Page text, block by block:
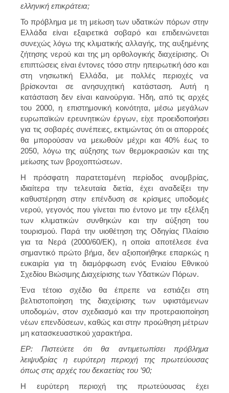
ελληνική επικράτεια;
Το πρόβλημα με τη μείωση των υδατικών πόρων στην
Ελλάδα είναι εξαιρετικά σοβαρό και επιδεινώνεται
συνεχώς λόγω της κλιματικής αλλαγής, της αυξημένης
ζήτησης νερού και της μη ορθολογικής διαχείρισης. Οι
επιπτώσεις είναι έντονες τόσο στην ηπειρωτική όσο και
στη νησιωτική Ελλάδα, με πολλές περιοχές να
βρίσκονται σε ανησυχητική κατάσταση. Αυτή η
κατάσταση δεν είναι καινούργια. Ήδη, από τις αρχές
του 2000, η επιστημονική κοινότητα, μέσω μεγάλων
ευρωπαϊκών ερευνητικών έργων, είχε προειδοποιήσει
για τις σοβαρές συνέπειες, εκτιμώντας ότι οι απορροές
θα μπορούσαν να μειωθούν μέχρι και 40% έως το
2050, λόγω της αύξησης των θερμοκρασιών και της
μείωσης των βροχοπτώσεων.
Η πρόσφατη παρατεταμένη περίοδος ανομβρίας,
ιδιαίτερα την τελευταία διετία, έχει αναδείξει την
καθυστέρηση στην επένδυση σε κρίσιμες υποδομές
νερού, γεγονός που γίνεται πιο έντονο με την εξέλιξη
των κλιματικών συνθηκών και την αύξηση του
τουρισμού. Παρά την υιοθέτηση της Οδηγίας Πλαίσιο
για τα Νερά (2000/60/ΕΚ), η οποία αποτέλεσε ένα
σημαντικό πρώτο βήμα, δεν αξιοποιήθηκε επαρκώς η
ευκαιρία για τη διαμόρφωση ενός Ενιαίου Εθνικού
Σχεδίου Βιώσιμης Διαχείρισης των Υδατικών Πόρων.
Ένα τέτοιο σχέδιο θα έπρεπε να εστιάζει στη
βελτιστοποίηση της διαχείρισης των υφιστάμενων
υποδομών, στον σχεδιασμό και την προτεραιοποίηση
νέων επενδύσεων, καθώς και στην προώθηση μέτρων
μη κατασκευαστικού χαρακτήρα.
ΕΡ: Πιστεύετε ότι θα αντιμετωπίσει πρόβλημα
λειψυδρίας η ευρύτερη περιοχή της πρωτεύουσας
όπως στις αρχές του δεκαετίας του ’90;
Η ευρύτερη περιοχή της πρωτεύουσας έχει